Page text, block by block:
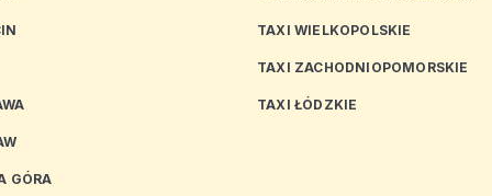
GÓRA
TAXI WIELKOPOLSKIE
TAXI ZACHODNIOPOMORSKIE
TAXI ŁÓDZKIE